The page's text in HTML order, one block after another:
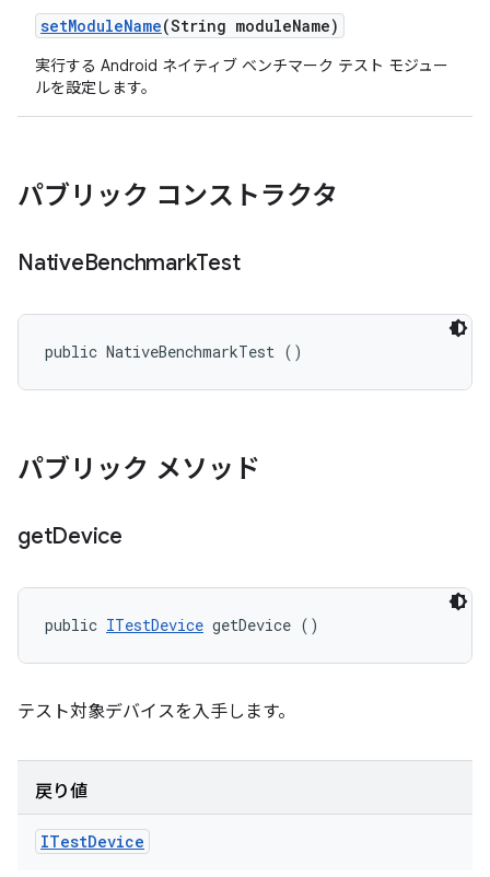
setModuleName(String moduleName)
実行する Android ネイティブ ベンチマーク テスト モジュー
ルを設定します。
パブリック コンストラクタ
NativeBenchmarkTest
public NativeBenchmarkTest ()
パブリック メソッド
getDevice
public ITestDevice getDevice ()
テスト対象デバイスを入手します。
戻り値
ITestDevice